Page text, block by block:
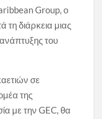
Group, ο
διάρκεια μιας
του
σε
της
με την GEC, θα